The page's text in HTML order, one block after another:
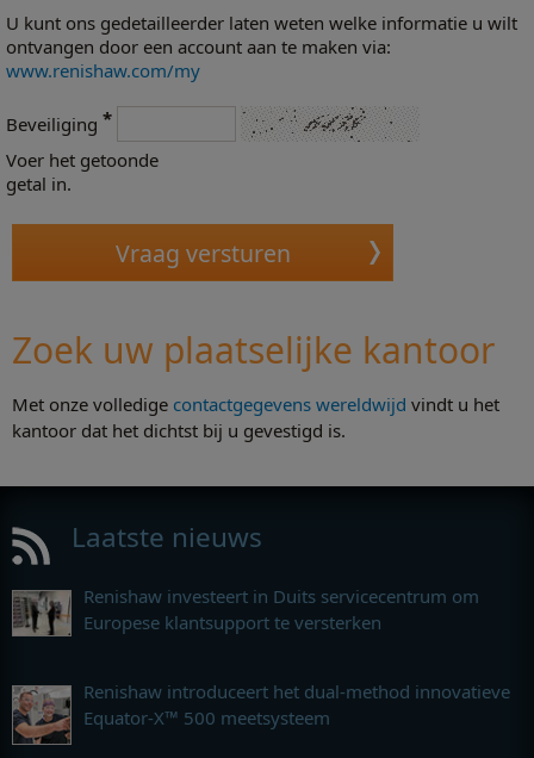
U kunt ons gedetailleerder laten weten welke informatie u wilt
ontvangen door een account aan te maken via:
www.renishaw.com/my
Beveiliging *
Voer het getoonde
getal in.
Zoek uw plaatselijke kantoor
Met onze volledige contactgegevens wereldwijd vindt u het
kantoor dat het dichtst bij u gevestigd is.
Laatste nieuws
Renishaw investeert in Duits servicecentrum om
Europese klantsupport te versterken
Renishaw introduceert het dual-method innovatieve
Equator-X™ 500 meetsysteem